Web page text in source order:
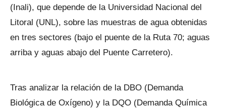
(Inali), que depende de la Universidad Nacional del
Litoral (UNL), sobre las muestras de agua obtenidas
en tres sectores (bajo el puente de la Ruta 70; aguas
arriba y aguas abajo del Puente Carretero).
Tras analizar la relación de la DBO (Demanda
Biológica de Oxígeno) y la DQO (Demanda Química